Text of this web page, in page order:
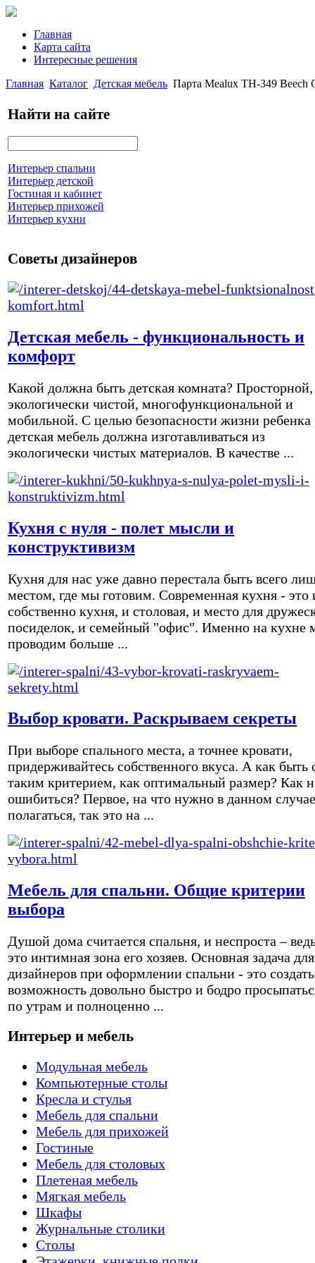
Главная
Карта сайта
Интересные решения
Главная Каталог Детская мебель Парта Mealux TH-349
Найти на сайте
Интерьер спальни
Интерьер детской
Гостиная и кабинет
Интерьер прихожей
Интерьер кухни
Советы дизайнеров
Детская мебель - функциональность и
комфорт
Какой должна быть детская комната? Просторной,
экологически чистой, многофункциональной и
мобильной. С целью безопасности жизни ребенка
детская мебель должна изготавливаться из
экологически чистых материалов. В качестве ...
Кухня с нуля - полет мысли и
конструктивизм
Кухня для нас уже давно перестала быть всего
местом, где мы готовим. Современная кухня - это
собственно кухня, и столовая, и место для
посиделок, и семейный "офис". Именно на кухне
проводим больше ...
Выбор кровати. Раскрываем секреты
При выборе спального места, а точнее кровати,
придерживайтесь собственного вкуса. А как быть
таким критерием, как оптимальный размер? Как
ошибиться? Первое, на что нужно в данном случае
полагаться, так это на ...
Мебель для спальни. Общие критерии
выбора
Душой дома считается спальня, и неспроста –
это интимная зона его хозяев. Основная задача для
дизайнеров при оформлении спальни - это создать
возможность довольно быстро и бодро
по утрам и полноценно ...
Интерьер и мебель
Модульная мебель
Компьютерные столы
Кресла и стулья
Мебель для спальни
Мебель для прихожей
Гостиные
Мебель для столовых
Плетеная мебель
Мягкая мебель
Шкафы
Журнальные столики
Столы